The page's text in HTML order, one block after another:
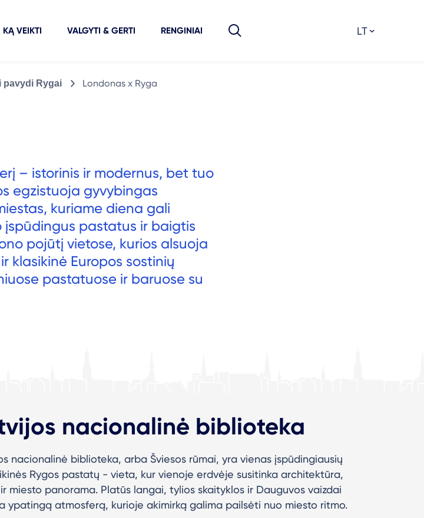
KĄ VEIKTI VALGYTI & GERTI RENGINIAI LT
pavydi Rygai Londonas x Ryga
– istorinis ir modernus, bet tuo
egzistuoja gyvybingas
kuriame diena gali
įspūdingus pastatus ir baigtis
pojūtį vietose, kurios alsuoja
klasikinė Europos sostinių
pastatuose ir baruose su
nacionalinė biblioteka
nacionalinė biblioteka, arba Šviesos rūmai, yra vienas įspūdingiausių
Rygos pastatų - vieta, kur vienoje erdvėje susitinka architektūra,
miesto panorama. Platūs langai, tylios skaityklos ir Dauguvos vaizdai
ypatingą atmosferą, kurioje akimirką galima pailsėti nuo miesto ritmo.